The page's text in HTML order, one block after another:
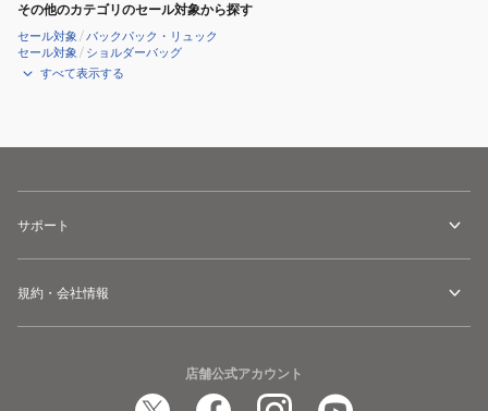
その他のカテゴリのセール対象から探す
セール対象 /バックパック・リュック
セール対象 / ショルダーバッグ
すべて表示する
サポート
規約・会社情報
店舗公式アカウント